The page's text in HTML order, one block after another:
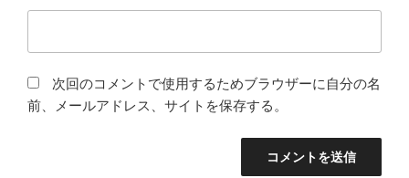
次回のコメントで使用するためブラウザーに自分の名
前、メールアドレス、サイトを保存する。